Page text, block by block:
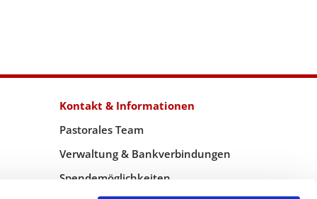
Kontakt & Informationen
Pastorales Team
Verwaltung & Bankverbindungen
Spendemöglichkeiten